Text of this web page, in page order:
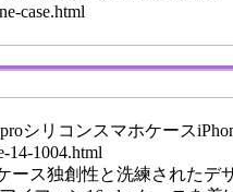
case.html
proシリコンスマホケース
14-1004.html
ース独創性と洗練された